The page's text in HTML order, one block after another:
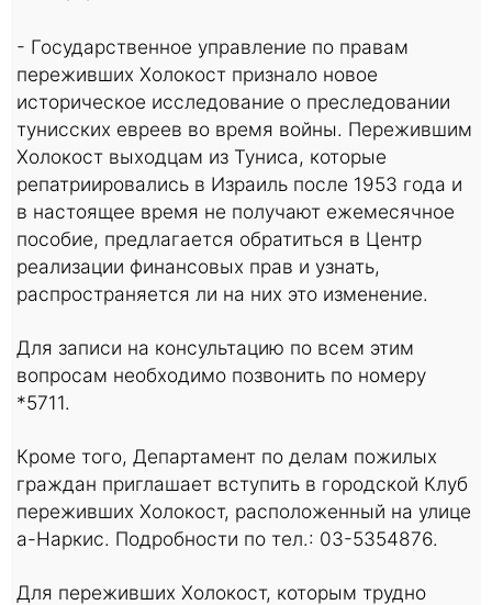
- Государственное управление по правам
переживших Холокост признало новое
историческое исследование о преследовании
тунисских евреев во время войны. Пережившим
Холокост выходцам из Туниса, которые
репатриировались в Израиль после 1953 года и
в настоящее время не получают ежемесячное
пособие, предлагается обратиться в Центр
реализации финансовых прав и узнать,
распространяется ли на них это изменение.
Для записи на консультацию по всем этим
вопросам необходимо позвонить по номеру
*5711.
Кроме того, Департамент по делам пожилых
граждан приглашает вступить в городской Клуб
переживших Холокост, расположенный на улице
а-Наркис. Подробности по тел.: 03-5354876.
Для переживших Холокост, которым трудно